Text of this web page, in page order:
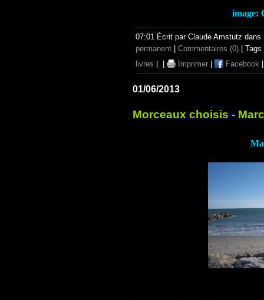
image:
07:01 Écrit par Claude Amstutz dans
permanent
Commentaires (0) |
livres
Imprimer Facebook
01/06/2013
Morceaux choisis -